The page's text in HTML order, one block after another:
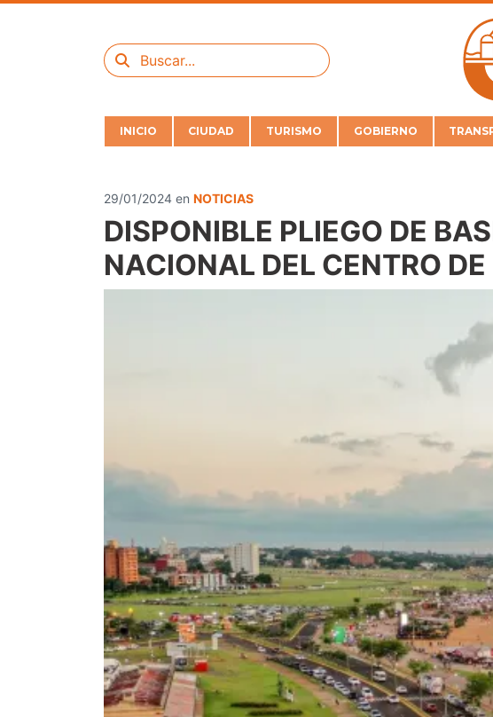
INICIO CIUDAD TURISMO GOBIERNO
29/01/2024 en NOTICIAS
DISPONIBLE PLIEGO DE
NACIONAL DEL CENTRO